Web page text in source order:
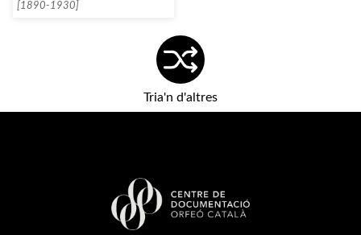
[1890-1930]
Tria'n d'altres